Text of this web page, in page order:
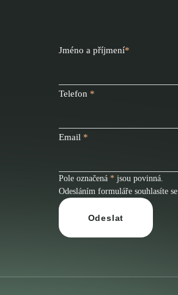
Jméno a příjmení*
Telefon *
Email *
Pole označená *jsou povinná.
Odesláním formuláře souhlasíte se
Odeslat